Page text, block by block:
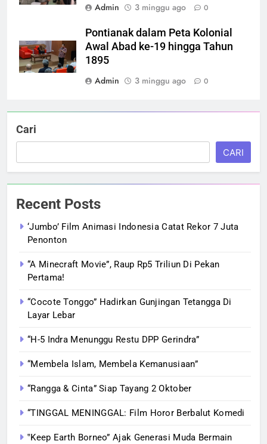
Admin
3 minggu ago 0
Pontianak dalam Peta Kolonial
Awal Abad ke-19 hingga Tahun
1895
Admin
3 minggu ago 0
Cari
CARI
Recent Posts
‘Jumbo’ Film Animasi Indonesia Catat Rekor 7 Juta
Penonton
“A Minecraft Movie”, Raup Rp5 Triliun Di Pekan
Pertama!
“Cocote Tonggo” Hadirkan Gunjingan Tetangga Di
Layar Lebar
“H-5 Indra Menunggu Restu DPP Gerindra”
“Membela Islam, Membela Kemanusiaan”
“Rangga & Cinta” Siap Tayang 2 Oktober
“TINGGAL MENINGGAL: Film Horor Berbalut Komedi
‟Keep Earth Borneo” Ajak Generasi Muda Bermain